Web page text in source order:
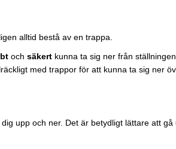
alltid bestå av en trappa.
och säkertkunna ta sig ner från
med trappor för att kunna ta sig ner
upp och ner. Det är betydligt lättare att